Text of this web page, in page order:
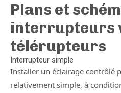
Plans et
interrupteurs
télérupteurs
Interrupteur simple
Installer un éclairage contrôlé
relativement simple, à